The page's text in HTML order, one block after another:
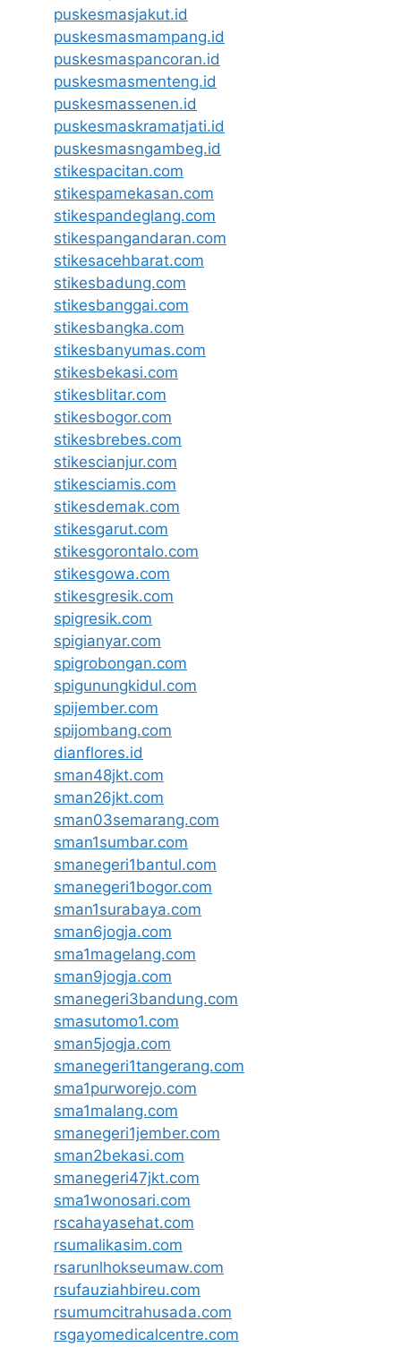
puskesmasjakut.id
puskesmasmampang.id
puskesmaspancoran.id
puskesmasmenteng.id
puskesmassenen.id
puskesmaskramatjati.id
puskesmasngambeg.id
stikespacitan.com
stikespamekasan.com
stikespandeglang.com
stikespangandaran.com
stikesacehbarat.com
stikesbadung.com
stikesbanggai.com
stikesbangka.com
stikesbanyumas.com
stikesbekasi.com
stikesblitar.com
stikesbogor.com
stikesbrebes.com
stikescianjur.com
stikesciamis.com
stikesdemak.com
stikesgarut.com
stikesgorontalo.com
stikesgowa.com
stikesgresik.com
spigresik.com
spigianyar.com
spigrobongan.com
spigunungkidul.com
spijember.com
spijombang.com
dianflores.id
sman48jkt.com
sman26jkt.com
sman03semarang.com
sman1sumbar.com
smanegeri1bantul.com
smanegeri1bogor.com
sman1surabaya.com
sman6jogja.com
sma1magelang.com
sman9jogja.com
smanegeri3bandung.com
smasutomo1.com
sman5jogja.com
smanegeri1tangerang.com
sma1purworejo.com
sma1malang.com
smanegeri1jember.com
sman2bekasi.com
smanegeri47jkt.com
sma1wonosari.com
rscahayasehat.com
rsumalikasim.com
rsarunlhokseumaw.com
rsufauziahbireu.com
rsumumcitrahusada.com
rsgayomedicalcentre.com